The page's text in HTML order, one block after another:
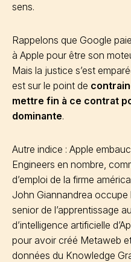
sens.
Rappelons que Google
à Apple pour être son
Mais la justice s’est
est sur le point de
mettre fin à ce contrat
dominante.
Autre indice : Apple
Engineers en nombre,
d’emploi de la firme
John Giannandrea
senior de l’apprentissage
d’intelligence artificielle
pour avoir créé Metaweb
données du Knowledge